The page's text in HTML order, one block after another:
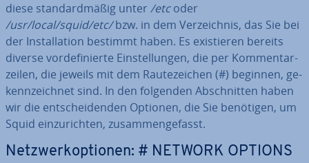
diese stan­dard­mä­ßig unter /etcoder
/usr/local/squid/etc/bzw. in dem Ver­zeich­nis, das Sie bei
der In­stal­la­ti­on bestimmt haben. Es exis­tie­ren bereits
diverse vor­de­fi­nier­te Ein­stel­lun­gen, die per Kom­men­tar­
zei­len, die jeweils mit dem Rau­te­zei­chen (#) beginnen, ge­
kenn­zeich­net sind. In den folgenden Ab­schnit­ten haben
wir die ent­schei­den­den Optionen, die Sie benötigen, um
Squid ein­zu­rich­ten, zu­sam­men­ge­fasst.
Netz­werk­op­tio­nen: # NETWORK OPTIONS